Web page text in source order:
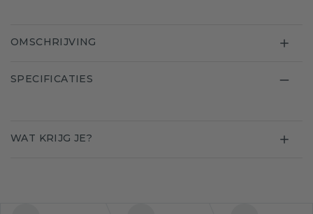
OMSCHRIJVING
SPECIFICATIES
WAT KRIJG JE?